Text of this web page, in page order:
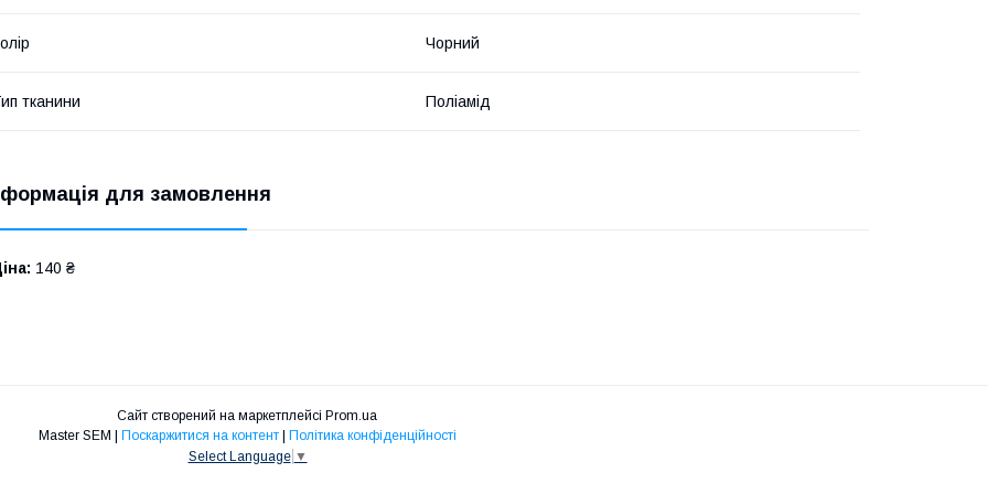
Чорний
тканини Поліамід
для замовлення
140 ₴
Сайт створений на маркетплейсі Prom.ua
Master SEM | Поскаржитися на контент | Політика конфіденційності
Select Language ▼